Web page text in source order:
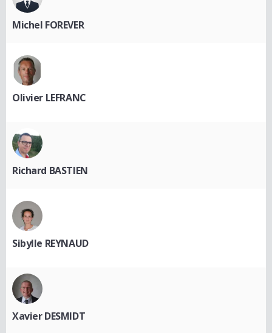
Michel FOREVER
Olivier LEFRANC
Richard BASTIEN
Sibylle REYNAUD
Xavier DESMIDT